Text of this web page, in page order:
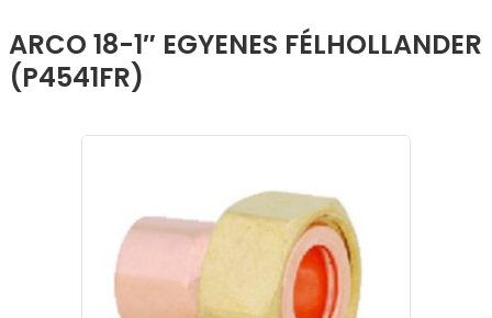
ARCO 18-1″ EGYENES FÉLHOLLANDER
(P4541FR)